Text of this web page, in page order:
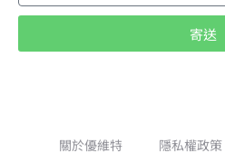
寄送
關於優維特 隱私權政策